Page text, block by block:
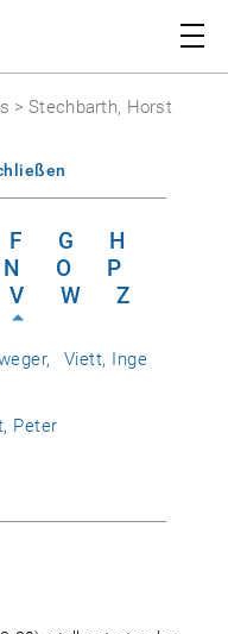
> Stechbarth, Horst
F G
H
N O
P
V W Z
Viett, Inge
Peter